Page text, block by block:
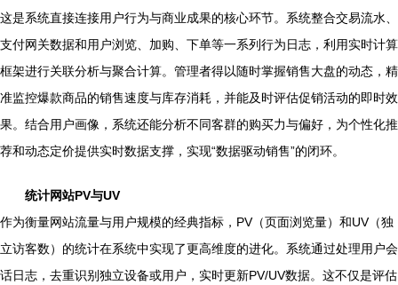
这是系统直接连接用户行为与商业成果的核心环节。系统整合交易流水、
支付网关数据和用户浏览、加购、下单等一系列行为日志，利用实时计算
框架进行关联分析与聚合计算。管理者得以随时掌握销售大盘的动态，精
准监控爆款商品的销售速度与库存消耗，并能及时评估促销活动的即时效
果。结合用户画像，系统还能分析不同客群的购买力与偏好，为个性化推
荐和动态定价提供实时数据支撑，实现“数据驱动销售”的闭环。
统计网站PV与UV
作为衡量网站流量与用户规模的经典指标，PV（页面浏览量）和UV（独
立访客数）的统计在系统中实现了更高维度的进化。系统通过处理用户会
话日志，去重识别独立设备或用户，实时更新PV/UV数据。这不仅是评估